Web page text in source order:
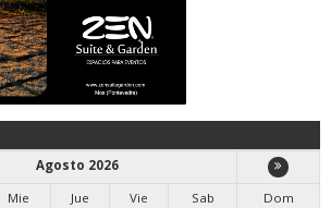
Agosto 2026
Mie Jue Vie Sab
Dom